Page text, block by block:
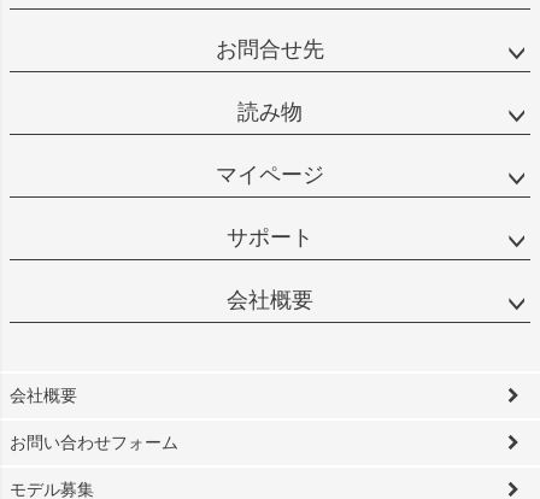
お問合せ先
読み物
マイページ
サポート
会社概要
会社概要
お問い合わせフォーム
モデル募集